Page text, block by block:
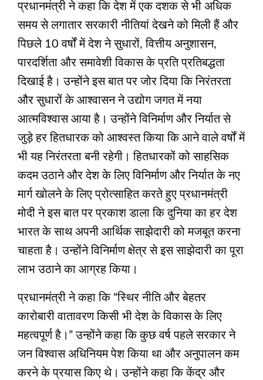
प्रधानमंत्री ने कहा कि देश में एक दशक से भी अधिक
समय से लगातार सरकारी नीतियां देखने को मिली हैं और
पिछले 10 वर्षों में देश ने सुधारों, वित्तीय अनुशासन,
पारदर्शिता और समावेशी विकास के प्रति प्रतिबद्धता
दिखाई है। उन्होंने इस बात पर जोर दिया कि निरंतरता
और सुधारों के आश्वासन ने उद्योग जगत में नया
आत्मविश्वास आया है। उन्होंने विनिर्माण और निर्यात से
जुड़े हर हितधारक को आश्‍वस्‍त किया कि आने वाले वर्षों में
भी यह निरंतरता बनी रहेगी। हितधारकों को साहसिक
कदम उठाने और देश के लिए विनिर्माण और निर्यात के नए
मार्ग खोलने के लिए प्रोत्साहित करते हुए प्रधानमंत्री
मोदी ने इस बात पर प्रकाश डाला कि दुनिया का हर देश
भारत के साथ अपनी आर्थिक साझेदारी को मजबूत करना
चाहता है। उन्होंने विनिर्माण क्षेत्र से इस साझेदारी का पूरा
लाभ उठाने का आग्रह किया।
प्रधानमंत्री ने कहा कि “स्थिर नीति और बेहतर
कारोबारी वातावरण किसी भी देश के विकास के लिए
महत्वपूर्ण है।” उन्होंने कहा कि कुछ वर्ष पहले सरकार ने
जन विश्वास अधिनियम पेश किया था और अनुपालन कम
करने के प्रयास किए थे। उन्होंने कहा कि केंद्र और